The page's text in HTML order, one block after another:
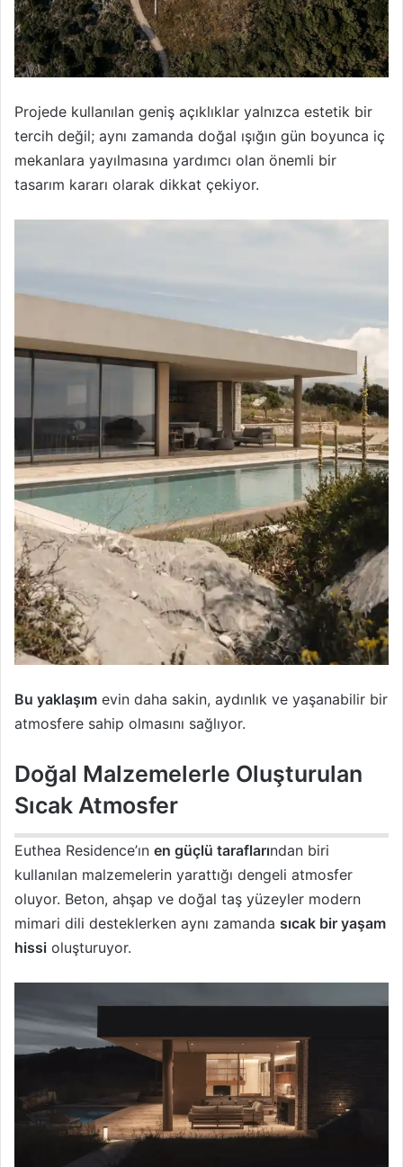
Projede kullanılan geniş açıklıklar yalnızca estetik bir
tercih değil; aynı zamanda doğal ışığın gün boyunca iç
mekanlara yayılmasına yardımcı olan önemli bir
tasarım kararı olarak dikkat çekiyor.
Bu yaklaşım evin daha sakin, aydınlık ve yaşanabilir bir
atmosfere sahip olmasını sağlıyor.
Doğal Malzemelerle Oluşturulan
Sıcak Atmosfer
Euthea Residence’ın en güçlü taraflarından biri
kullanılan malzemelerin yarattığı dengeli atmosfer
oluyor. Beton, ahşap ve doğal taş yüzeyler modern
mimari dili desteklerken aynı zamanda sıcak bir yaşam
hissi oluşturuyor.